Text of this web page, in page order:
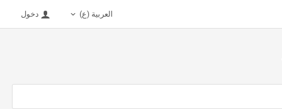
العربية (ع) دخول